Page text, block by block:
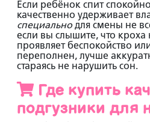
Если ребёнок спит
качественно удерживает
специальнодля смены не
если вы слышите, что кроха
проявляет беспокойство
переполнен, лучше
стараясь не нарушить сон.
Где купить
подгузники для